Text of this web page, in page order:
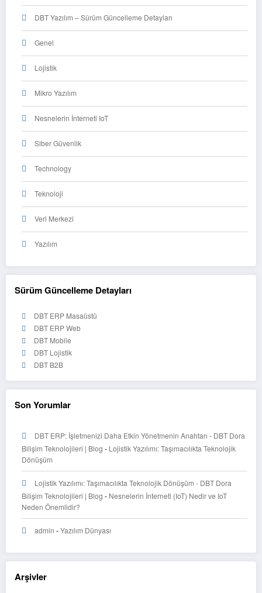
DBT Yazılım – Sürüm Güncelleme Detayları
Genel
Lojistik
Mikro Yazılım
Nesnelerin İnterneti IoT
Siber Güvenlik
Technology
Teknoloji
Veri Merkezi
Yazılım
Sürüm Güncelleme Detayları
DBT ERP Masaüstü
DBT ERP Web
DBT Mobile
DBT Lojistik
DBT B2B
Son Yorumlar
DBT ERP: İşletmenizi Daha Etkin Yönetmenin Anahtarı - DBT Dora
Bilişim Teknolojileri | Blog - Lojistik Yazılımı: Taşımacılıkta Teknolojik
Dönüşüm
Lojistik Yazılımı: Taşımacılıkta Teknolojik Dönüşüm - DBT Dora
Bilişim Teknolojileri | Blog - Nesnelerin İnterneti (IoT) Nedir ve IoT
Neden Önemlidir?
admin -Yazılım Dünyası
Arşivler